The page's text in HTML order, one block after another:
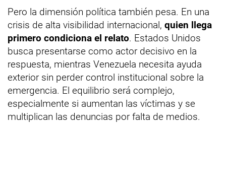
Pero la dimensión política también pesa. En una
crisis de alta visibilidad internacional, quien llega
primero condiciona el relato. Estados Unidos
busca presentarse como actor decisivo en la
respuesta, mientras Venezuela necesita ayuda
exterior sin perder control institucional sobre la
emergencia. El equilibrio será complejo,
especialmente si aumentan las víctimas y se
multiplican las denuncias por falta de medios.